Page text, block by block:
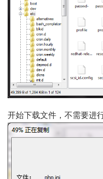
开始下载文件，不需要进